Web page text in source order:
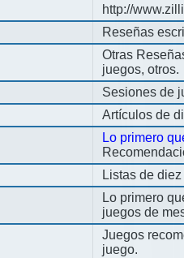
http://
Reseñas
Otras
juegos, otros.
Sesiones de
Artículos de
Lo primero
Listas de
Lo primero
juegos de
Juegos
juego.